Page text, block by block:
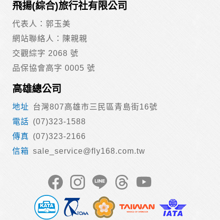
飛揚(綜合)旅行社有限公司
代表人：郭玉美
網站聯絡人：陳親親
交觀綜字 2068 號
品保協會高字 0005 號
高雄總公司
台灣807高雄市三民區青島街16號
(07)323-1588
(07)323-2166
sale_service@fly168.com.tw